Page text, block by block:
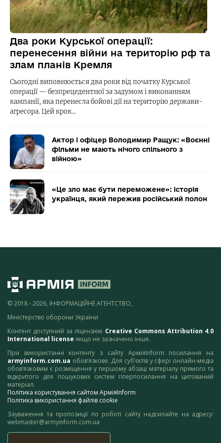
Два роки Курської операції:
перенесення війни на територію рф та
злам планів Кремля
Сьогодні виповнюється два роки від початку Курської
операції — безпрецедентної за задумом і виконанням
кампанії, яка перенесла бойові дії на територію держави-
агресора. Цей крок…
Актор і офіцер Володимир Ращук: «Воєнні
фільми не мають нічого спільного з
війною»
«Це зло має бути переможене»: історія
українця, який пережив російський полон
© 2018 - 2026, ІНФОРМАЦІЙНЕ АГЕНТСТВО,
Міністерство оборони України
Контент доступний за ліцензією Creative Commons Attribution 4.0
International license якщо не зазначено інше.
При використанні контенту з сайту АрміяInform посилання на
armyinform.com.ua обов’язкове. Для суб’єктів у сфері онлайн-медіа
обов’язковим є розміщення у першому абзаці матеріалу прямого та
відкритого для пошукових систем гіперпосилання на цитований
матеріал.
Політика користування сайтом АрміяInform
Політика використання файлів cookie
Зауваження та пропозиції по роботі сайту надсилайте на адресу:
webmaster@armyinform.com.ua